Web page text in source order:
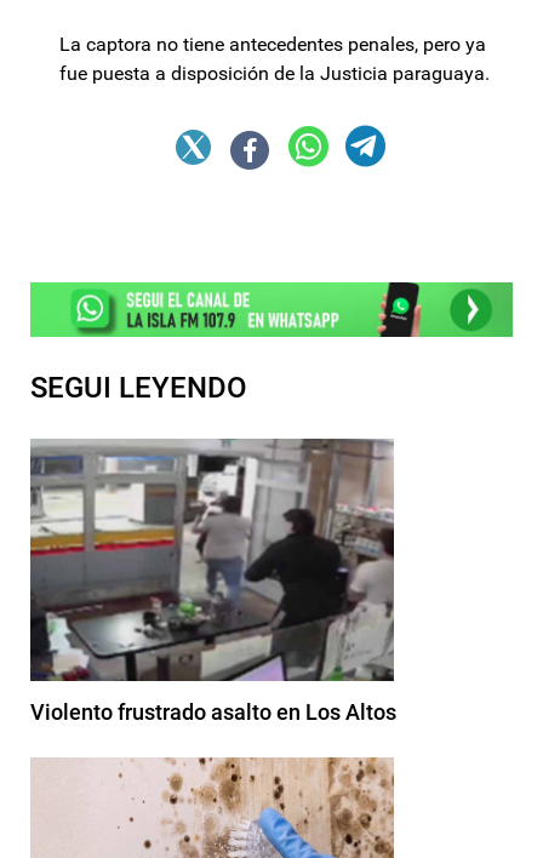
La captora no tiene antecedentes penales, pero ya
fue puesta a disposición de la Justicia paraguaya.
SEGUI LEYENDO
Violento frustrado asalto en Los Altos